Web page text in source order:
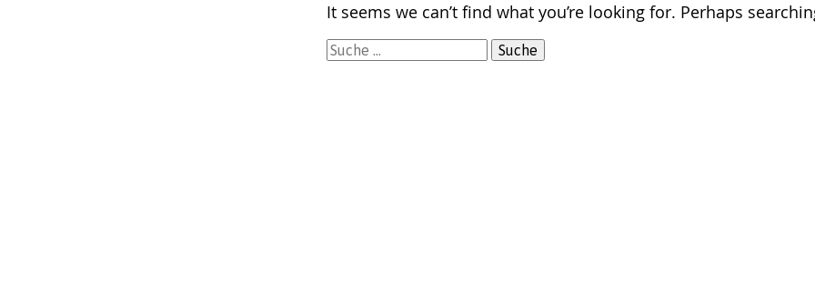
It seems we can’t find what you’re looking for. Perhaps
Suche